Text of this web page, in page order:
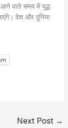
वाले समय में युद्ध
देश और दुनिया
Next Post →